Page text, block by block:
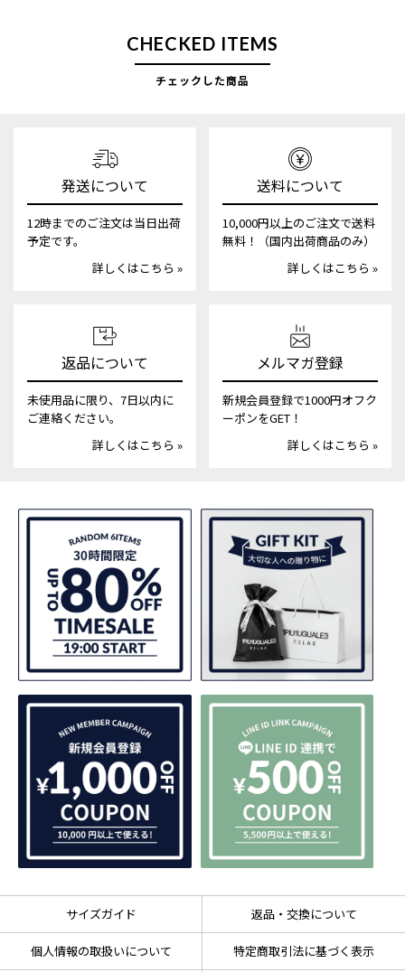
CHECKED ITEMS
チェックした商品
発送について
12時までのご注文は当日出荷
予定です。
詳しくはこちら »
送料について
10,000円以上のご注文で送料
無料！（国内出荷商品のみ）
詳しくはこちら »
返品について
未使用品に限り、7日以内に
ご連絡ください。
詳しくはこちら »
メルマガ登録
新規会員登録で1000円オフク
ーポンをGET！
詳しくはこちら »
サイズガイド 返品・交換について
個人情報の取扱いについて 特定商取引法に基づく表示